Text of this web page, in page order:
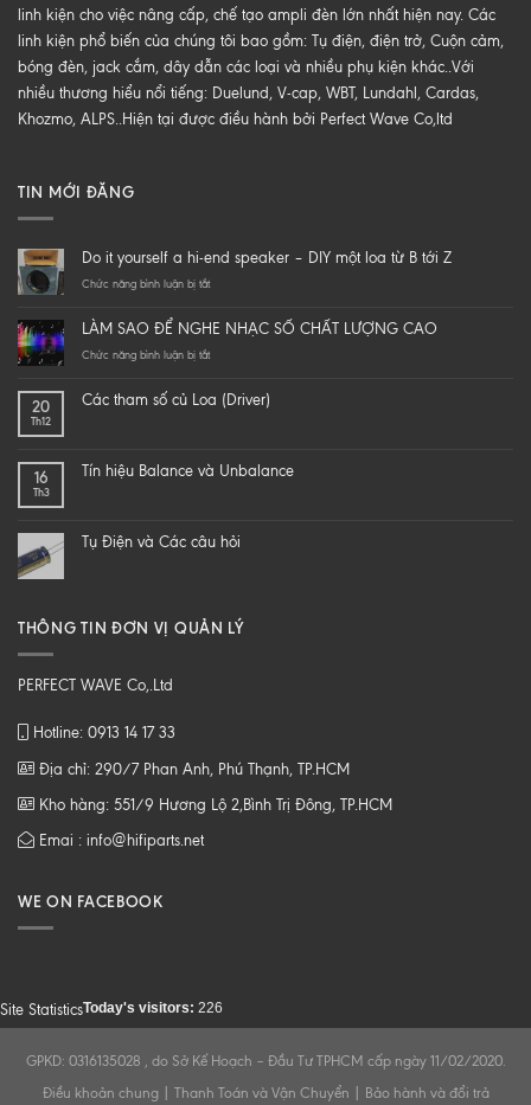
linh kiện cho việc nâng cấp, chế tạo ampli đèn lớn nhất hiện nay. Các
linh kiện phổ biến của chúng tôi bao gồm: Tụ điện, điện trở, Cuộn cảm,
bóng đèn, jack cắm, dây dẫn các loại và nhiều phụ kiện khác..Với
nhiều thương hiểu nổi tiếng: Duelund, V-cap, WBT, Lundahl, Cardas,
Khozmo, ALPS..Hiện tại được điều hành bởi Perfect Wave Co,ltd
TIN MỚI ĐĂNG
Do it yourself a hi-end speaker – DIY một loa từ B tới Z
Chức năng bình luận bị tắtở
yourself
a
speaker
loa
Z
LÀM SAO ĐỂ NGHE NHẠC SỐ CHẤT LƯỢNG CAO
Chức năng bình luận bị tắtở
ĐỂ
CHẤT
20
Th12
Các tham số củ Loa (Driver)
16
Th3
Tín hiệu Balance và Unbalance
Tụ Điện và Các câu hỏi
THÔNG TIN ĐƠN VỊ QUẢN LÝ
PERFECT WAVE Co,.Ltd
Hotline: 0913 14 17 33
Địa chỉ: 290/7 Phan Anh, Phú Thạnh, TP.HCM
Kho hàng: 551/9 Hương Lộ 2,Bình Trị Đông, TP.HCM
Emai : info@hifiparts.net
WE ON FACEBOOK
Site StatisticsToday's visitors: 226
GPKD: 0316135028 , do Sở Kế Hoạch – Đầu Tư TPHCM cấp ngày 11/02/2020.
Điều khoản chung| Thanh Toán và Vận Chuyển Bảo hành và đổi trả